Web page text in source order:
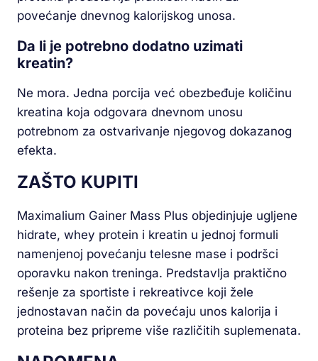
povećanje dnevnog kalorijskog unosa.
Da li je potrebno dodatno uzimati
kreatin?
Ne mora. Jedna porcija već obezbeđuje količinu
kreatina koja odgovara dnevnom unosu
potrebnom za ostvarivanje njegovog dokazanog
efekta.
ZAŠTO KUPITI
Maximalium Gainer Mass Plus objedinjuje ugljene
hidrate, whey protein i kreatin u jednoj formuli
namenjenoj povećanju telesne mase i podršci
oporavku nakon treninga. Predstavlja praktično
rešenje za sportiste i rekreativce koji žele
jednostavan način da povećaju unos kalorija i
proteina bez pripreme više različitih suplemenata.